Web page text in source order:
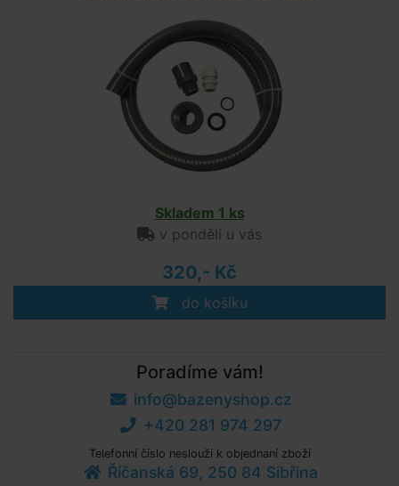
Skladem 1 ks
v pondělí u vás
320,- Kč
do košíku
Poradíme vám!
info@bazenyshop.cz
+420 281 974 297
Telefonní číslo neslouží k objednaní zboží
Říčanská 69, 250 84 Sibřina